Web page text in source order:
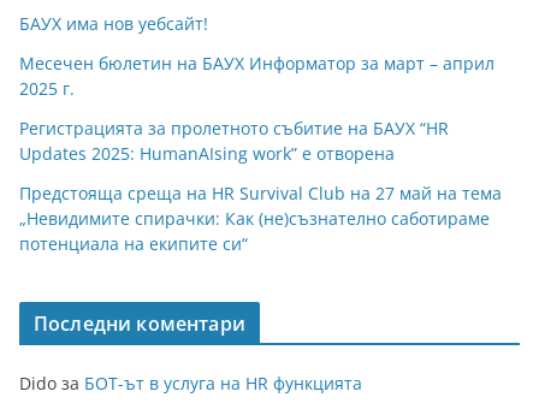
БАУХ има нов уебсайт!
Месечен бюлетин на БАУХ Информатор за март – април
2025 г.
Регистрацията за пролетното събитие на БАУХ “HR
Updates 2025: HumanAIsing work” е отворена
Предстояща среща на HR Survival Club на 27 май на тема
„Невидимите спирачки: Как (не)съзнателно саботираме
потенциала на екипите си“
Последни коментари
Dido за БОТ-ът в услуга на HR функцията